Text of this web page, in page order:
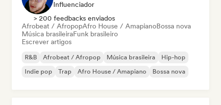
Influenciador
> 200 feedbacks enviados
Afrobeat / AfropopAfro House / AmapianoBossa nova
Música brasileiraFunk brasileiro
Escrever artigos
R&B Afrobeat / Afropop Música brasileira
Hip-hop
Indie pop
Trap Afro House / Amapiano Bossa nova